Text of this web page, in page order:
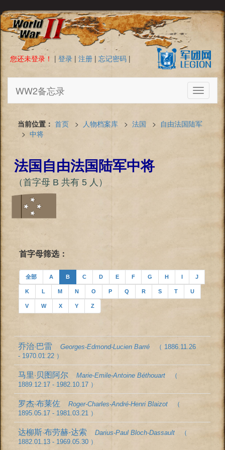
您还未登录！ | 登录 | 注册 | 忘记密码 |
Toggle
WW2备忘录
当前位置： 首页 > 人物档案库 > 法国 > 自由法国陆军
> 中将
法国自由法国陆军中将
（首字母 B 共有 5 人）
首字母筛选：
全部 A B C D E F G H I J
K L M N O P Q R S T U
V W X Y Z
乔治·巴雷Georges-Edmond-Lucien Barré
（ 1886.11.26
- 1970.01.22 ）
马里·贝图阿尔Marie-Emile-Antoine Béthouart
（
1889.12.17 - 1982.10.17 ）
罗杰·布莱佐Roger-Charles-André-Henri Blaizot
（
1895.05.17 - 1981.03.21 ）
达柳斯·布劳赫-达索Darius-Paul Bloch-Dassault
（
1882.01.13 - 1969.05.30 ）